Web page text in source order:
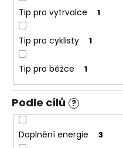
Tip pro vytrvalce 1
Tip pro cyklisty 1
Tip pro běžce 1
Podle cílů ?
Doplnění energie 3
u
u
m
e